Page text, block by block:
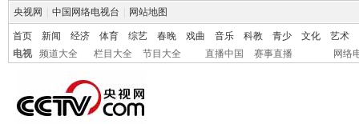
央视网 中国网络电视台 网站地图
首页 新闻 经济 体育 综艺 春晚 戏曲 音乐 科教 青少 文化
艺术
电视
频道大全 栏目大全 节目大全 直播中国 赛事直播 网络